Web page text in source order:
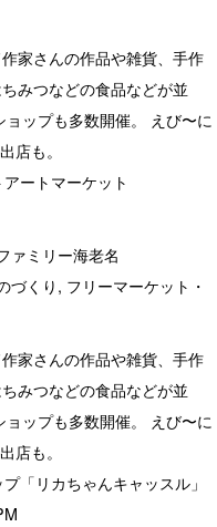
家さんの作品や雑貨、手作
みつなどの食品などが並
ップも多数開催。 えび〜に
店も。
ートマーケット
ァミリー海老名
づくり, フリーマーケット・
家さんの作品や雑貨、手作
みつなどの食品などが並
ップも多数開催。 えび〜に
店も。
「リカちゃんキャッスル」